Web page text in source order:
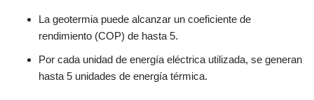
La geotermia puede alcanzar un coeficiente de
rendimiento (COP) de hasta 5.
Por cada unidad de energía eléctrica utilizada, se generan
hasta 5 unidades de energía térmica.